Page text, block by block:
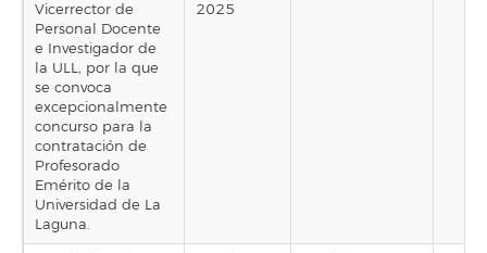
Vicerrector de
Personal Docente
e Investigador de
la ULL, por la que
se convoca
excepcionalmente
concurso para la
contratación de
Profesorado
Emérito de la
Universidad de La
Laguna.
2025